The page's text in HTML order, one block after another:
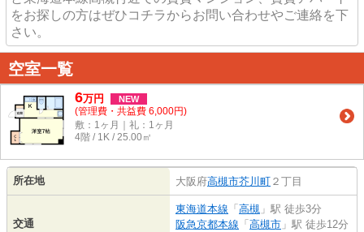
をお探しの方はぜひコチラからお問い合わせやご連絡を下
さい。
空室一覧
6万円 NEW
(管理費・共益費 6,000円)
敷：1ヶ月｜礼：1ヶ月
4階 / 1K / 25.00㎡
所在地 大阪府高槻市芥川町 ２丁目
交通
東海道本線 「 高槻 」駅 徒歩3分
阪急京都本線 「 高槻市 」駅 徒歩12分